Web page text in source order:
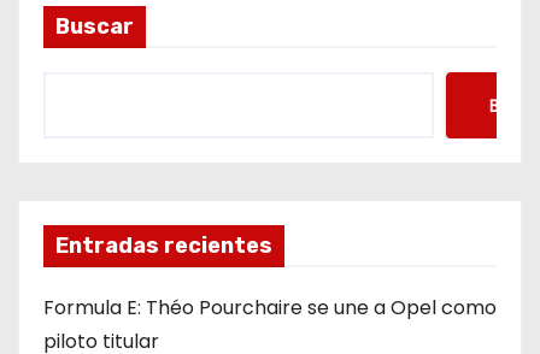
Buscar
Entradas recientes
Formula E: Théo Pourchaire se une a Opel como
piloto titular